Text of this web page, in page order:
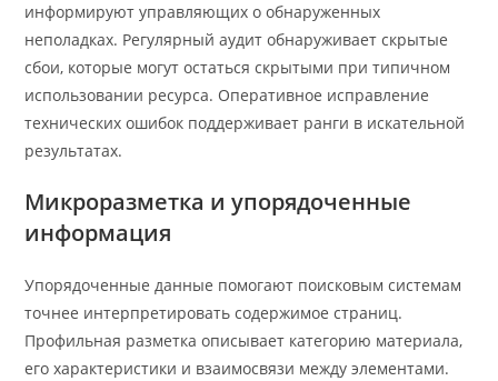
информируют управляющих о обнаруженных
неполадках. Регулярный аудит обнаруживает скрытые
сбои, которые могут остаться скрытыми при типичном
использовании ресурса. Оперативное исправление
технических ошибок поддерживает ранги в искательной
результатах.
Микроразметка и упорядоченные
информация
Упорядоченные данные помогают поисковым системам
точнее интерпретировать содержимое страниц.
Профильная разметка описывает категорию материала,
его характеристики и взаимосвязи между элементами.